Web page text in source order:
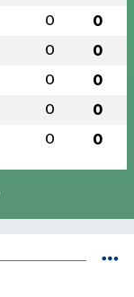
0 0
0 0
0 0
0 0
0 0